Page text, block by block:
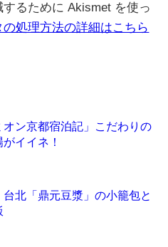
るために Akismet を使っ
処理方法の詳細はこちら
オン京都宿泊記」こだわりの
イイネ！
北「鼎元豆漿」の小籠包と